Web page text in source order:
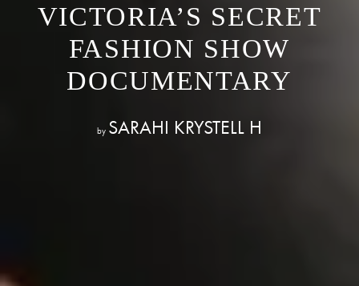
VICTORIA’S SECRET
FASHION SHOW
DOCUMENTARY
by SARAHI KRYSTELL H